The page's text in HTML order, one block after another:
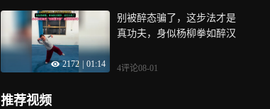
2172 01:14
别被醉态骗了，这步法才是
真功夫，身似杨柳拳如醉汉
4评论08-01
推荐视频